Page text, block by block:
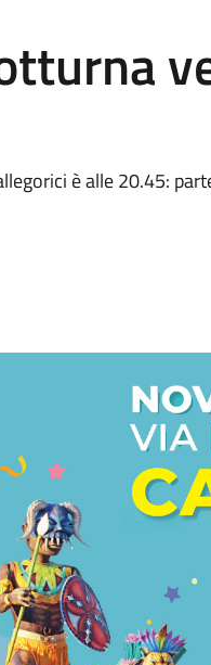
è alle 20.45: